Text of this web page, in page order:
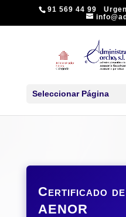
91 569 44 99
Seleccionar Página
Certificado
AENOR